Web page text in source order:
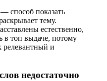
способ показать
тему.
естественно,
в топ выдаче, потому
релевантный и
недостаточно